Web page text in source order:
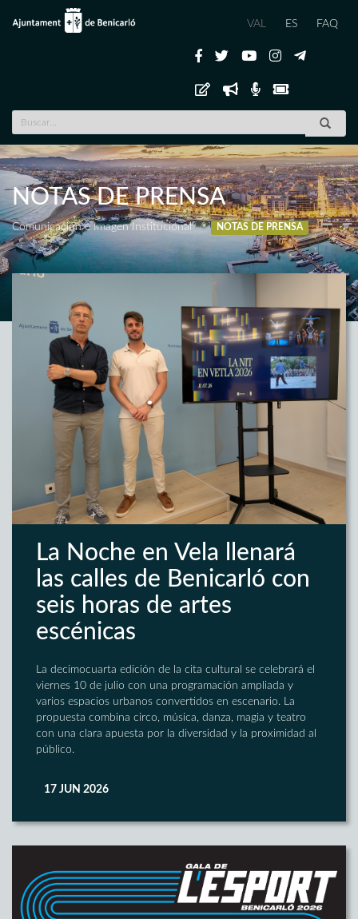
VAL ES FAQ
NOTAS DE PRENSA
Comunicación e Imagen Institucional NOTAS DE PRENSA
La Noche en Vela llenará
las calles de Benicarló con
seis horas de artes
escénicas
La decimocuarta edición de la cita cultural se celebrará el
viernes 10 de julio con una programación ampliada y
varios espacios urbanos convertidos en escenario. La
propuesta combina circo, música, danza, magia y teatro
con una clara apuesta por la diversidad y la proximidad al
público.
17 JUN 2026